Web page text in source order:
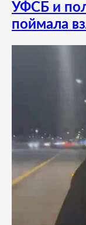
УФСБ и
поймала